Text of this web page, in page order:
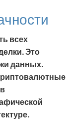
всех
Это
данных.